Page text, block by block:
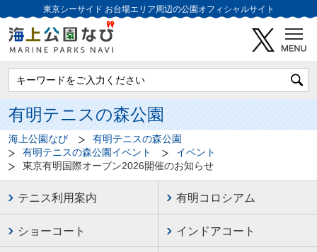
東京シーサイド お台場エリア周辺の公園オフィシャルサイト
有明テニスの森公園
海上公園なび
有明テニスの森公園
有明テニスの森公園イベント
イベント
東京有明国際オープン2026開催のお知らせ
テニス利用案内 有明コロシアム
ショーコート インドアコート